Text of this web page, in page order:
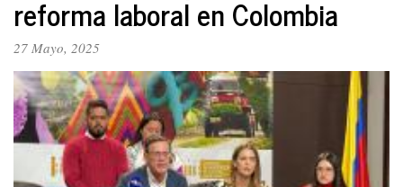
mayo
y
junio
por
las
reformas
sociales
y
la
Consulta
reforma laboral en Colombia
27 Mayo, 2025